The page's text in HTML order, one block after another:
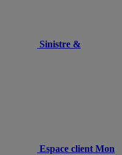
Sinistre &
Espace client Mon